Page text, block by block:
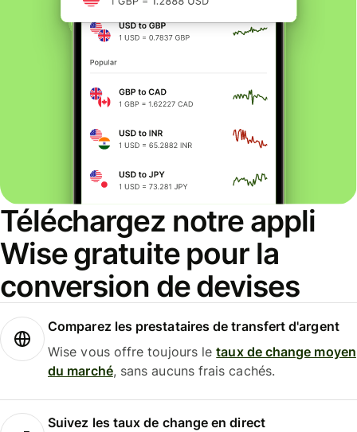
Téléchargez notre appli
Wise gratuite pour la
conversion de devises
Comparez les prestataires de transfert d'argent
Wise vous offre toujours letaux de change moyen
du marché, sans aucuns frais cachés.
Suivez les taux de change en direct